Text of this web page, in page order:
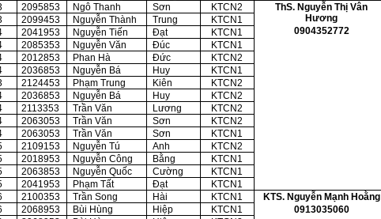
2095853 Ngô Thanh Sơn KTCN2
ThS. Nguyễn Thị Vân
Hương
0904352772
2099453 Nguyễn Thành Trung
KTCN1
2041953 Nguyễn Tiến Đạt
KTCN1
2085353 Nguyễn Văn Đúc
KTCN1
2012853 Phan Hà Đức
KTCN2
2036853 Nguyễn Bá Huy
KTCN1
2124453 Phạm Trung Kiên
KTCN2
2036853 Nguyễn Bá Huy
KTCN2
2113353 Trần Văn Lương
KTCN2
2063053 Trần Văn Sơn
KTCN2
2063053 Trần Văn Sơn
KTCN1
2109153 Nguyễn Tú Anh
KTCN2
2018953 Nguyễn Công Bằng
KTCN1
2063853 Nguyễn Quốc Cường
KTCN1
2041953 Phạm Tất Đạt
KTCN1
2100353 Trần Song Hài KTCN1
KTS. Nguyễn Mạnh Hoằng
0913035060
2068953 Bùi Hùng Hiệp
KTCN1